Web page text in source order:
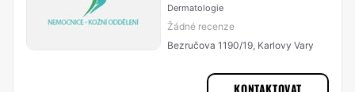
Dermatologie
Žádné recenze
Bezručova 1190/19, Karlovy Vary
KONTAKTOVAT